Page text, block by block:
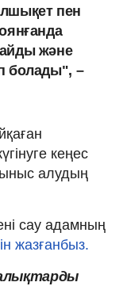
пен
және
болады", –
кеңес
алудың
сау адамның
жазғанбыз.